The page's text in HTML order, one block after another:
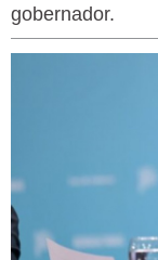
gobernador.